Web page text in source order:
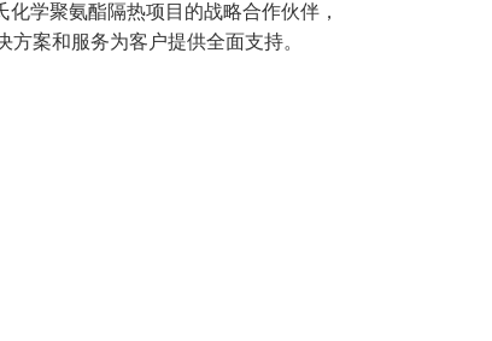
化学聚氨酯隔热项目的战略合作伙伴，
案和服务为客户提供全面支持。